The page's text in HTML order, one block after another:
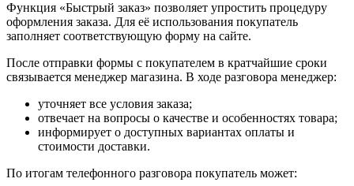
Функция «Быстрый заказ» позволяет упростить процедуру
оформления заказа. Для её использования покупатель
заполняет соответствующую форму на сайте.
После отправки формы с покупателем в кратчайшие сроки
связывается менеджер магазина. В ходе разговора менеджер:
уточняет все условия заказа;
отвечает на вопросы о качестве и особенностях товара;
информирует о доступных вариантах оплаты и
стоимости доставки.
По итогам телефонного разговора покупатель может: